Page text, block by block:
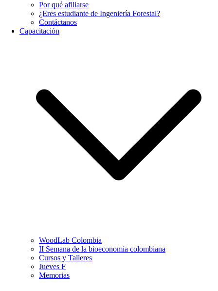
Por qué afiliarse
¿Eres estudiante de Ingeniería Forestal?
Contáctanos
Capacitación
WoodLab Colombia
II Semana de la bioeconomía colombiana
Cursos y Talleres
Jueves F
Memorias